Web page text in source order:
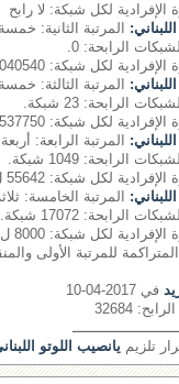
الإفرادية لكل شبكة: لا رابح
اللبناني: المرتبة الثانية:
الرابحة: 0.
لكل شبكة: 63040540 ل.ل.
اللبناني: المرتبة الثالثة:
الرابحة: 23 شبكة.
لكل شبكة: 2537750 ل.ل.
اللبناني: المرتبة الرابعة:
الرابحة: 1049 شبكة.
لكل شبكة: 55642 ل.ل.
اللبناني: المرتبة الخامسة:
الرابحة: 17072 شبكة.
لكل شبكة: 8000 ل.ل.
للمرتبة الأولى والمنقولة
في 2017-04-10
32684
تلزيم يانصيب اللوتو